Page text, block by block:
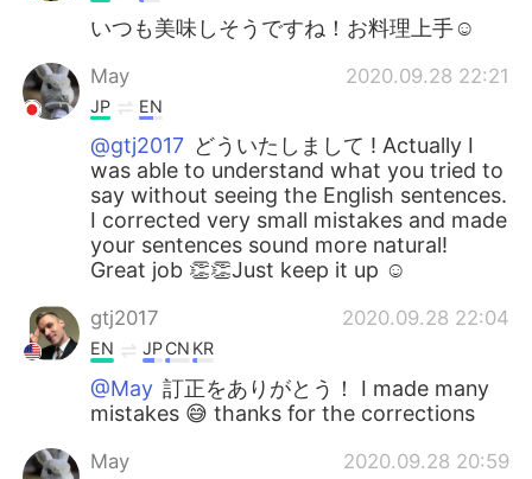
いつも美味しそうですね！お料理上手☺️
May 2020.09.28 22:21
JP EN
@gtj2017 どういたしまして ! Actually I
was able to understand what you tried to
say without seeing the English sentences.
I corrected very small mistakes and made
your sentences sound more natural!
Great job 👏👏Just keep it up ☺
gtj2017 2020.09.28 22:04
EN JPCN KR
@May 訂正をありがとう！ I made many
mistakes 😅 thanks for the corrections
May 2020.09.28 20:59